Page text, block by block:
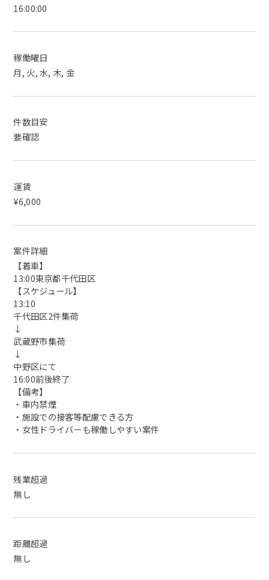
16:00:00
稼働曜日
月, 火, 水, 木, 金
件数目安
要確認
運賃
¥6,000
案件詳細
【着車】
13:00東京都千代田区
【スケジュール】
13:10
千代田区2件集荷
↓
武蔵野市集荷
↓
中野区にて
16:00前後終了
【備考】
・車内禁煙
・施設での接客等配慮できる方
・女性ドライバーも稼働しやすい案件
残業超過
無し
距離超過
無し